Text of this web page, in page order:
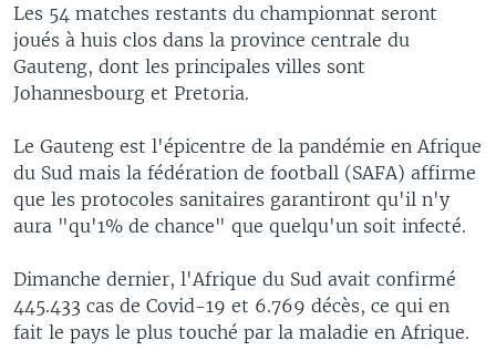
Les 54 matches restants du championnat seront
joués à huis clos dans la province centrale du
Gauteng, dont les principales villes sont
Johannesbourg et Pretoria.
Le Gauteng est l'épicentre de la pandémie en Afrique
du Sud mais la fédération de football (SAFA) affirme
que les protocoles sanitaires garantiront qu'il n'y
aura "qu'1% de chance" que quelqu'un soit infecté.
Dimanche dernier, l'Afrique du Sud avait confirmé
445.433 cas de Covid-19 et 6.769 décès, ce qui en
fait le pays le plus touché par la maladie en Afrique.